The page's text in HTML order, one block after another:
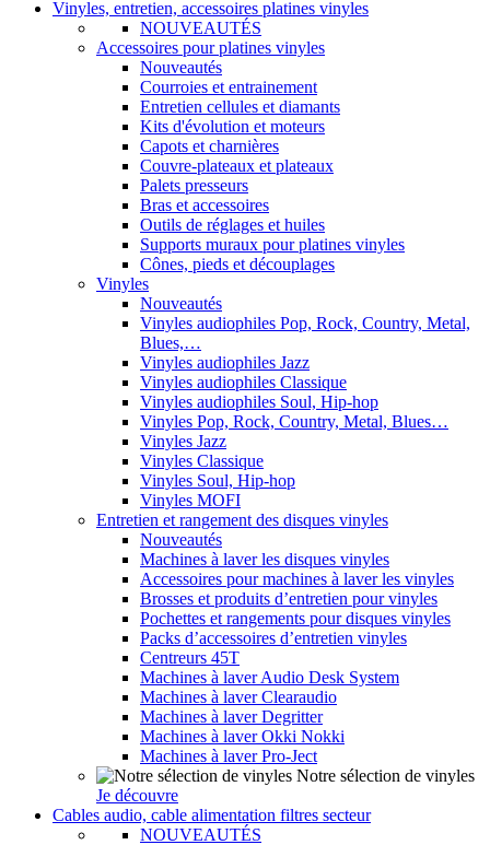
Vinyles, entretien, accessoires platines vinyles
NOUVEAUTÉS
Accessoires pour platines vinyles
Nouveautés
Courroies et entrainement
Entretien cellules et diamants
Kits d'évolution et moteurs
Capots et charnières
Couvre-plateaux et plateaux
Palets presseurs
Bras et accessoires
Outils de réglages et huiles
Supports muraux pour platines vinyles
Cônes, pieds et découplages
Vinyles
Nouveautés
Vinyles audiophiles Pop, Rock, Country, Metal,
Blues,…
Vinyles audiophiles Jazz
Vinyles audiophiles Classique
Vinyles audiophiles Soul, Hip-hop
Vinyles Pop, Rock, Country, Metal, Blues…
Vinyles Jazz
Vinyles Classique
Vinyles Soul, Hip-hop
Vinyles MOFI
Entretien et rangement des disques vinyles
Nouveautés
Machines à laver les disques vinyles
Accessoires pour machines à laver les vinyles
Brosses et produits d’entretien pour vinyles
Pochettes et rangements pour disques vinyles
Packs d’accessoires d’entretien vinyles
Centreurs 45T
Machines à laver Audio Desk System
Machines à laver Clearaudio
Machines à laver Degritter
Machines à laver Okki Nokki
Machines à laver Pro-Ject
Notre sélection de vinyles
Je découvre
Cables audio, cable alimentation filtres secteur
NOUVEAUTÉS